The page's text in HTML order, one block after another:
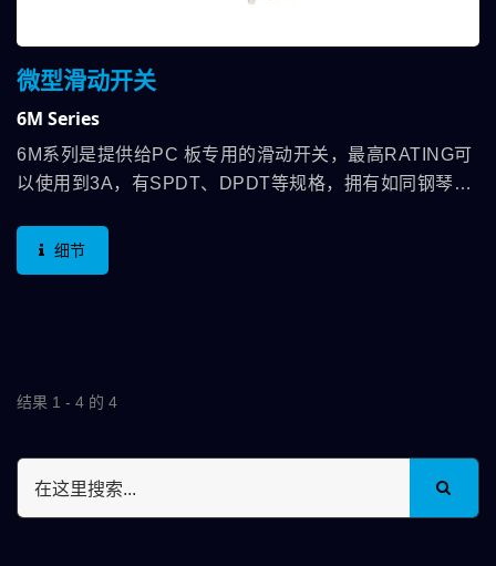
微型滑动开关
6M Series
6M系列是提供给PC 板专用的滑动开关，最高RATING可
以使用到3A，有SPDT、DPDT等规格，拥有如同钢琴键
广泛，举凡各类的仪器设备及消费性电子…等，依照设
计，提供更稳固于板上的结构，并且让拨动更确实，开关
细节
结果 1 - 4 的 4